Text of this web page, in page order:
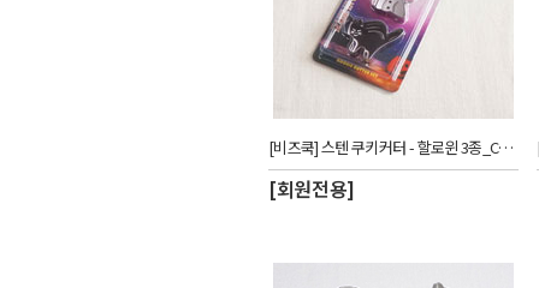
[비즈쿡] 스텐 쿠키커터 - 할로윈 3종_CUW
[회원전용]